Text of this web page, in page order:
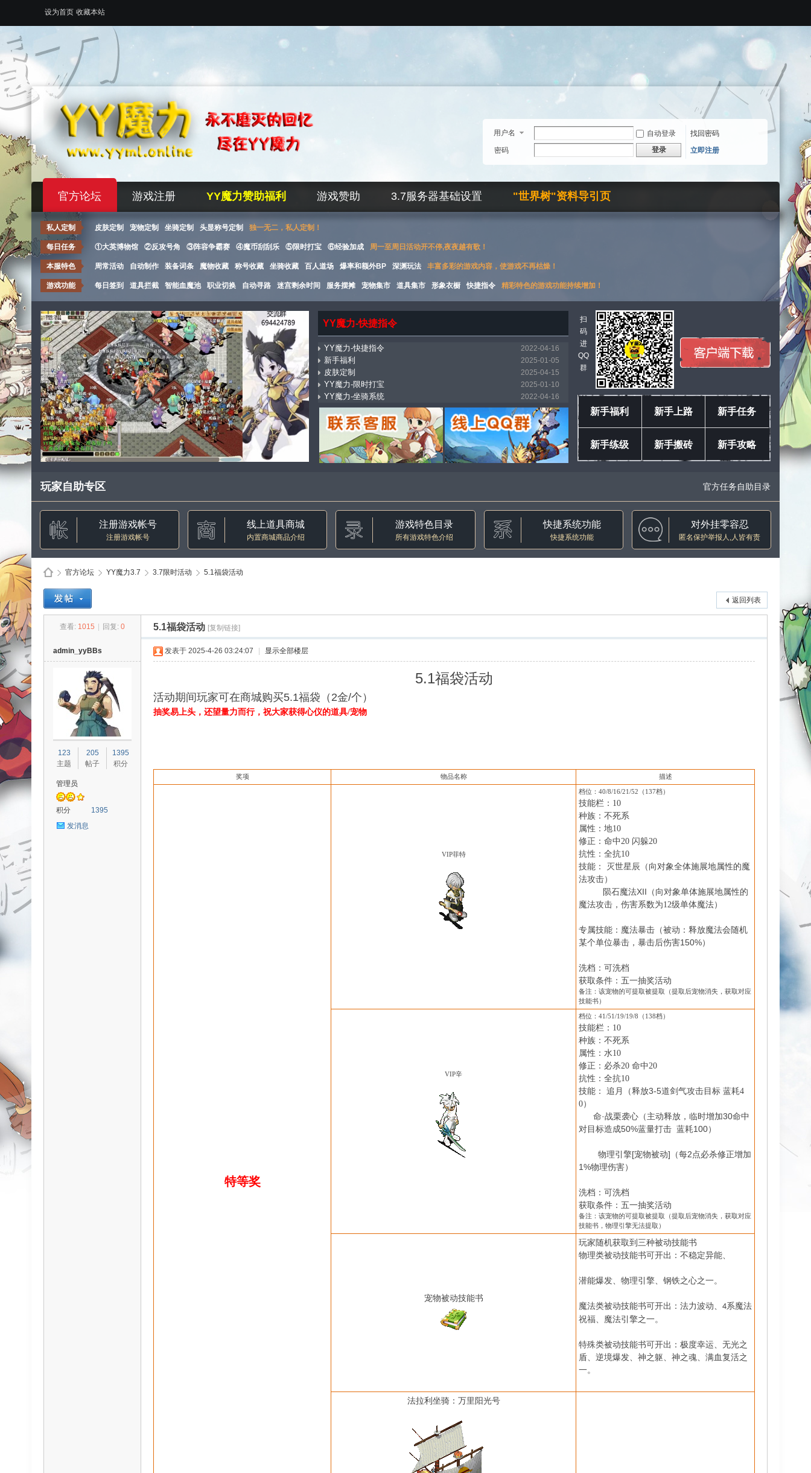
设为首页 收藏本站
用户名 自动登录
找回密码
密码
登录 立即注册
官方论坛 游戏注册 YY魔力赞助福利 游戏赞助 3.7服务器基础设置 "世界树"资料导引页
私人定制 皮肤定制 宠物定制 坐骑定制 头显称号定制 独一无二，私人定制！
每日任务 ①大英博物馆 ②反攻号角 ③阵容争霸赛 ④魔币刮刮乐 ⑤限时打宝 ⑥经验加成 周一至周日活动开不停,夜夜越有歌！
本服特色 周常活动 自动制作 装备词条 魔物收藏 称号收藏 坐骑收藏 百人道场 爆率和额外BP 深渊玩法 丰富多彩的游戏内容，使游戏不再枯燥！
游戏功能 每日签到 道具拦截 智能血魔池 职业切换 自动寻路 迷宫剩余时间 服务摆摊 宠物集市 道具集市 形象衣橱 快捷指令 精彩特色的游戏功能持续增加！
YY魔力-快捷指令
YY魔力-快捷指令 2022-04-16
新手福利 2025-01-05
皮肤定制 2025-04-15
YY魔力-限时打宝 2025-01-10
YY魔力-坐骑系统 2022-04-16
mostbet_xnpi 2026-03-11
YY魔力-万能传送（飞机） 2025-01-18
YY魔力-集市系统 2022-04-04
YY魔力-自动寻路 2022-04-16
YY魔力-称号收藏 2022-04-16
扫
码
进
QQ
群
新手福利 新手上路 新手任务
新手练级 新手搬砖 新手攻略
玩家自助专区 官方任务自助目录
注册游戏帐号
注册游戏帐号
线上道具商城
内置商城商品介绍
游戏特色目录
所有游戏特色介绍
快捷系统功能
快捷系统功能
对外挂零容忍
匿名保护举报人,人皆有责
官方论坛 YY魔力3.7 3.7限时活动
›
5.1福袋活动
返回列表
查看: 1015 回复: 0 5.1福袋活动 [复制链接]
admin_yyBBs
123
主题
205
帖子
1395
积分
管理员
积分
1395
发消息
发表于 2025-4-26 03:24:07 显示全部楼层
5.1福袋活动
活动期间玩家可在商城购买5.1福袋（2金/个）
抽奖易上头，还望量力而行，祝大家获得心仪的道具/宠物
奖项 物品名称 描述
特等奖
VIP菲特
档位： 40/8/16/21 /52 （ 137档）
技能栏： 10
种族：不死系
属性：地10
修正：命中20 闪躲20
抗性：全抗10
技能：
灭世星辰（向对象全体施展地属性的魔
法攻击）
陨石魔法XII（ 向对象单体施展地属性的
魔法攻击，伤害系数为12级单体魔法）
专属技能：魔法暴击（被动：释放魔法会随机
某个单位暴击，暴击后伤害150%）
洗档：可洗档
获取条件：五一抽奖活动
备注：该宠物的可提取被提取（提取后宠物消失，获取对应
技能书）
VIP辛
档位： 41 /51 /19/1 9/8（138档）
技能栏： 10
种族：不死系
属性：水10
修正：必杀20 命中20
抗性：全抗10
技能：
追月 （释放3-5道剑气攻击目标 蓝耗4
0）
命·战栗袭心（主动释放，临时增加30命中
对目标造成50%蓝量打击 蓝耗100）
物理引擎[宠物被动]（每2点必杀修正增加
1%物理伤害）
洗档：可洗档
获取条件：五一抽奖活动
备注：该宠物的可提取被提取（提取后宠物消失，获取对应
技能书，物理引擎无法提取）
宠物被动技能书
玩家随机获取到三种被动技能书
物理类被动技能书可开出：不稳定异能、
潜能爆发、物理引擎、钢铁之心之一。
魔法类被动技能书可开出：法力波动、 4系魔法
祝福、魔法引擎之一。
特殊类被动技能书可开出：极度幸运、无光之
盾、逆境爆发、神之躯、神之魂、满血复活之
一。
法拉利坐骑：万里阳光号